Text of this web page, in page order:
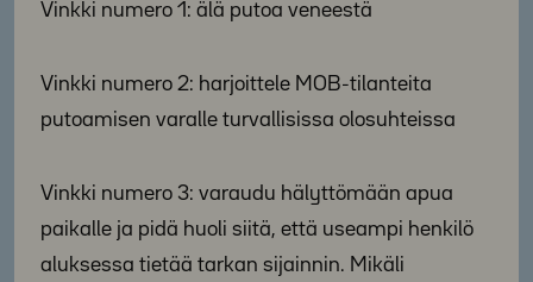
Vinkki numero 1: älä putoa veneestä
Vinkki numero 2: harjoittele MOB-tilanteita
putoamisen varalle turvallisissa olosuhteissa
Vinkki numero 3: varaudu hälyttömään apua
paikalle ja pidä huoli siitä, että useampi henkilö
aluksessa tietää tarkan sijainnin. Mikäli